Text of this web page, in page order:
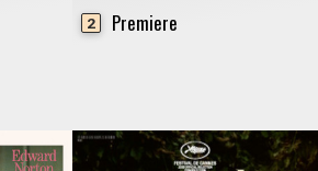
2 Premiere